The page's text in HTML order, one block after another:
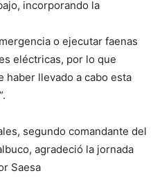
incorporando la
o ejecutar faenas
eléctricas, por lo que
haber llevado a cabo esta
segundo comandante del
agradeció la jornada
Saesa